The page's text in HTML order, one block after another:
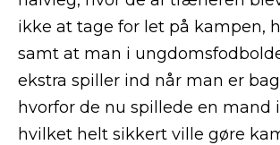
ikke at tage for let på kampen,
samt at man i
ekstra spiller ind når man er
hvorfor de nu spillede en mand
hvilket helt sikkert ville gøre